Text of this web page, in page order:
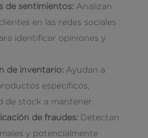
de sentimientos:Analizan
en las redes sociales
identificar opiniones y
de inventario:Ayudan a
específicos,
de stock a mantener.
de fraudes:Detectan
y potencialmente